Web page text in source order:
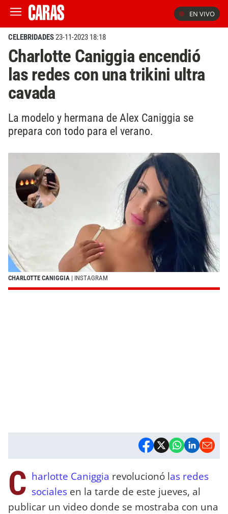
EN VIVO
CELEBRIDADES23-11-2023 18:18
Charlotte Caniggia encendió
las redes con una trikini ultra
cavada
La modelo y hermana de Alex Caniggia se
prepara con todo para el verano.
CHARLOTTE CANIGGIA | INSTAGRAM
C harlotte Caniggia revolucionó las redes
sociales en la tarde de este jueves, al
publicar un video donde se mostraba con una